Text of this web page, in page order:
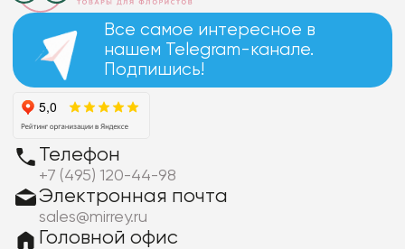
Все самое интересное в
нашем Telegram-канале.
Подпишись!
Телефон
+7 (495) 120-44-98
Электронная почта
sales@mirrey.ru
Головной офис